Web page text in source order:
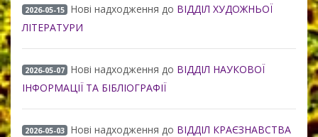
2026-05-15 Нові надходження до ВІДДІЛ ХУДОЖНЬОЇ
ЛІТЕРАТУРИ
2026-05-07 Нові надходження до ВІДДІЛ НАУКОВОЇ
ІНФОРМАЦІЇ ТА БІБЛІОГРАФІЇ
2026-05-03 Нові надходження до ВІДДІЛ КРАЄЗНАВСТВА